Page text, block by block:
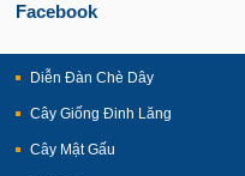
Facebook
Diễn Đàn Chè Dây
Cây Giống Đinh Lăng
Cây Mật Gấu